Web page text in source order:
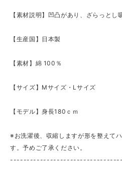
【素材説明】凹凸があり、ざらっとし
【生産国】日本製
【素材】綿 100％
【サイズ】Mサイズ・Lサイズ
【モデル】身長180ｃｍ
※お洗濯後、収縮しますが形を整えて
す。予めご了承ください。